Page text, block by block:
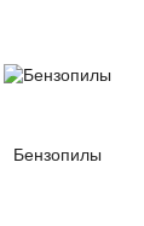
Бензопилы